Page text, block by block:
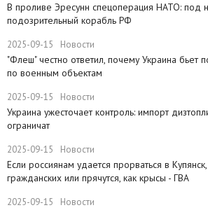
​В проливе Эресунн спецоперация НАТО: под
подозрительный корабль РФ
2025-09-15 Новости
"Флеш" честно ответил, почему Украина бьет
по военным объектам
2025-09-15 Новости
Украина ужесточает контроль: импорт
ограничат
2025-09-15 Новости
Если россиянам удается прорваться в
гражданских или прячутся, как крысы - ГВА
2025-09-15 Новости